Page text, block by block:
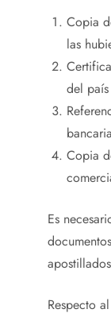
Copia
las
del
Copia
Es
Respecto